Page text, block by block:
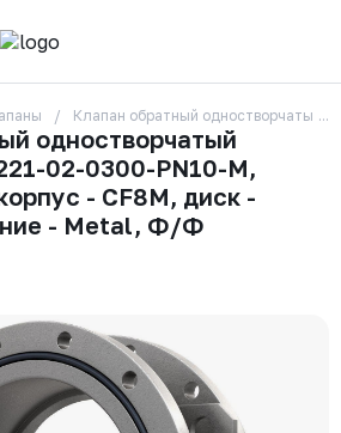
Клапан обратный одностворчатый
одностворчатый
02-0300-PN10-M,
- CF8M, диск -
- Metal, Ф/Ф